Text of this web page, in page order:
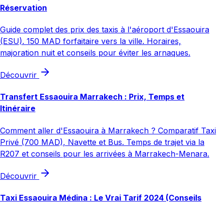
Réservation
Guide complet des prix des taxis à l'aéroport d'Essaouira
(ESU). 150 MAD forfaitaire vers la ville. Horaires,
majoration nuit et conseils pour éviter les arnaques.
Découvrir
Transfert Essaouira Marrakech : Prix, Temps et
Itinéraire
Comment aller d'Essaouira à Marrakech ? Comparatif Taxi
Privé (700 MAD), Navette et Bus. Temps de trajet via la
R207 et conseils pour les arrivées à Marrakech-Menara.
Découvrir
Taxi Essaouira Médina : Le Vrai Tarif 2024 (Conseils